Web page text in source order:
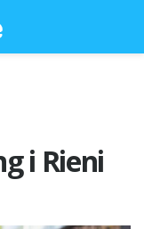
i Rieni